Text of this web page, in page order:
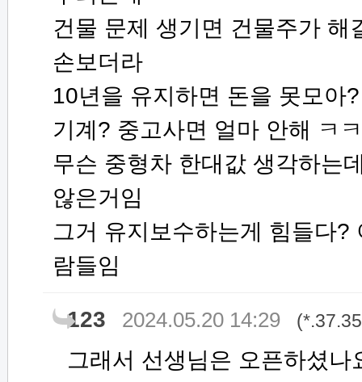
건물 문제 생기면 건물주가
손보더라
10년을 유지하면 돈을 못모아
기계? 중고사면 얼마 안해 ㅋ
무슨 중형차 한대값 생각하는
않은거임
그거 유지보수하는게 힘들다
람들임
123 2024.05.20 14:29
그래서 선생님은 오픈하셨나